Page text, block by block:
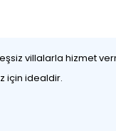
villalarla hizmet
için idealdir.